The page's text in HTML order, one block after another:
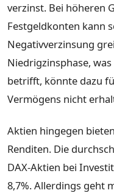
verzinst. Bei höheren
Festgeldkonten kann
Negativverzinsung
Niedrigzinsphase,
betrifft, könnte dazu
Vermögens nicht
Aktien hingegen
Renditen. Die
DAX-Aktien bei
8,7%. Allerdings geht